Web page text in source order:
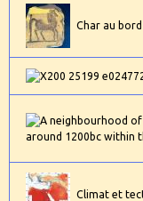
Char au bord
Climat et